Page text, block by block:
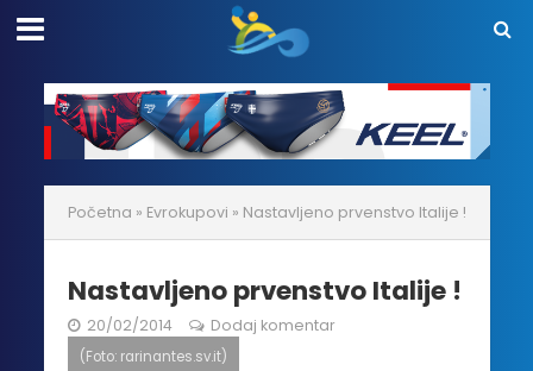
Početna » Evrokupovi » Nastavljeno prvenstvo Italije !
Nastavljeno prvenstvo Italije !
20/02/2014 Dodaj komentar
(Foto: rarinantes.sv.it)